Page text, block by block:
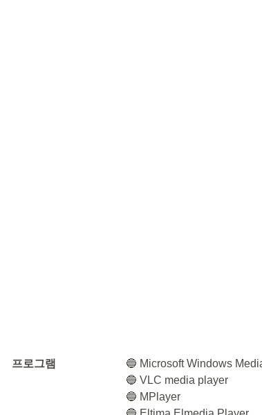
프로그램
🔵 Microsoft Windows
🔵 VLC media player
🔵 MPlayer